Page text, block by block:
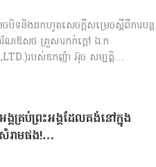
ទ​និងដកហូតសេចក្តីសម្រេចស្តីពីការបន្ត
ឱសថ​ គ្រួសារកក់ក្តៅ​ ឯ.ក​
របស់ឧកញ៉ា​ អ៊ុច​ សម្បត្តិ​…
ង្គគ្រប់ព្រះអង្គដែលគង់នៅក្នុង
រាមផង!​…